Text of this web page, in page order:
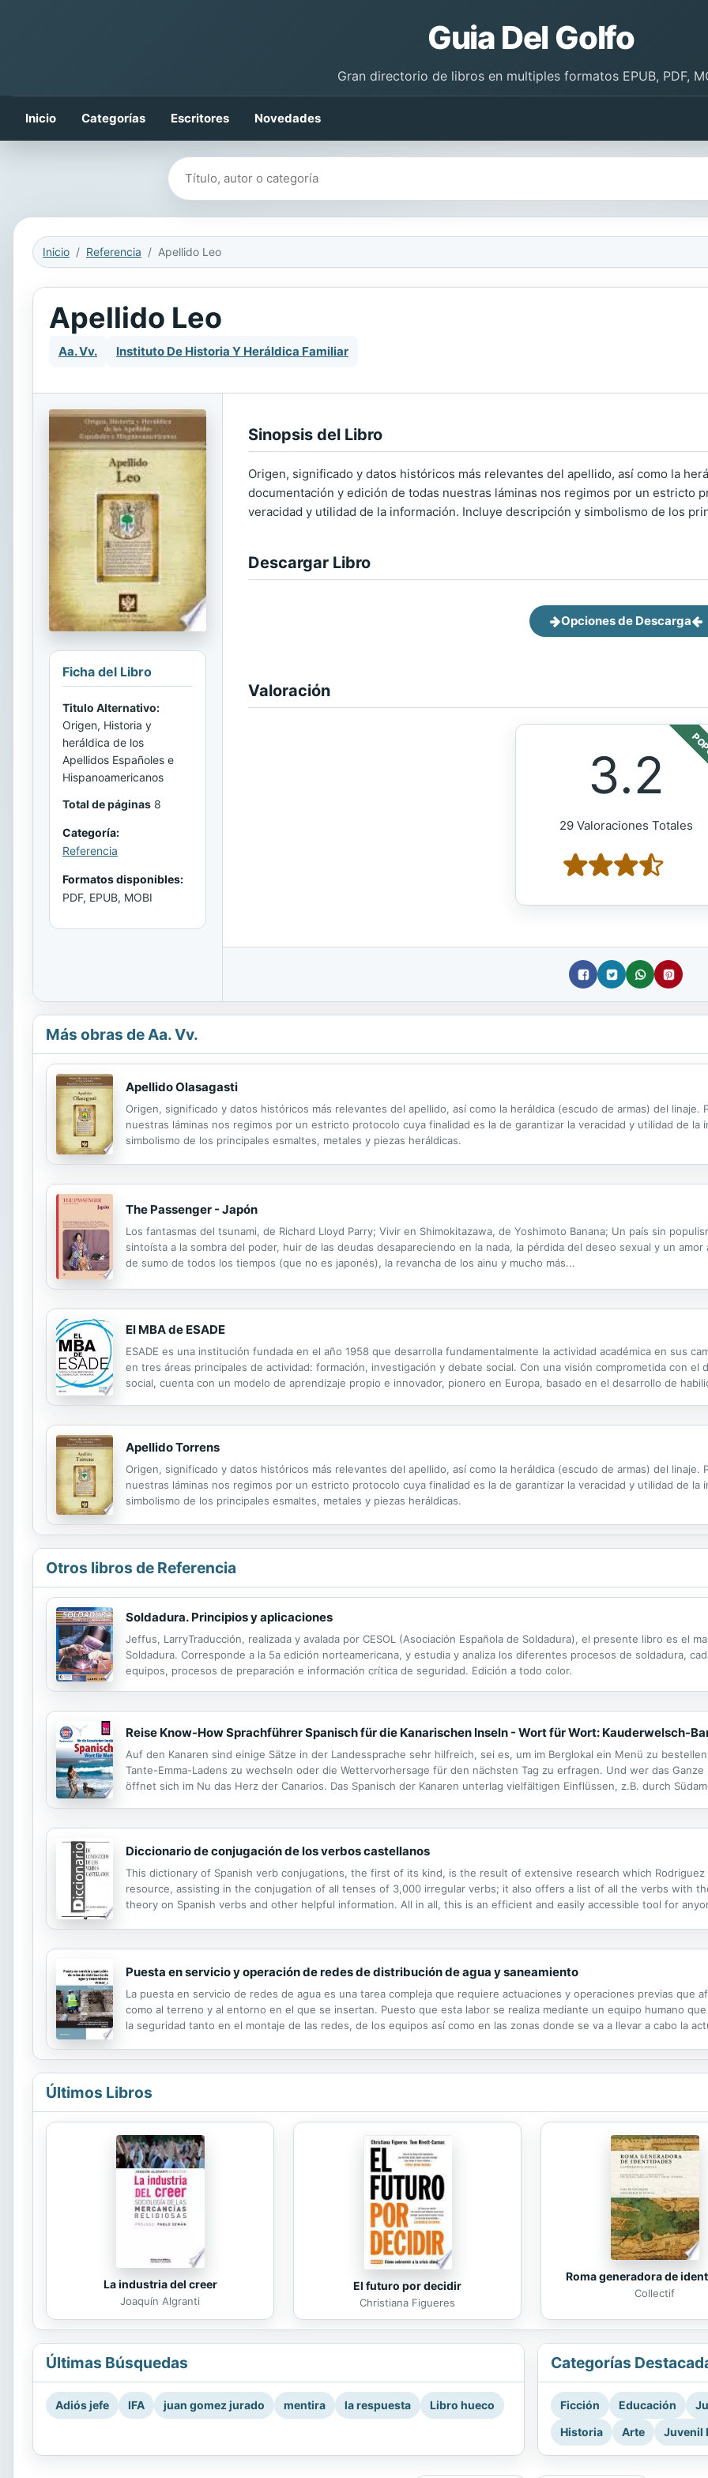
Guia Del Golfo
Gran directorio de libros en multiples formatos EPUB, PDF,
Inicio Categorías Escritores Novedades
Buscar libros
Inicio Referencia Apellido Leo
Apellido Leo
Aa. Vv. Instituto De Historia Y Heráldica Familiar
Ficha del Libro
Titulo Alternativo:
Origen, Historia y
heráldica de los
Apellidos Españoles e
Hispanoamericanos
Total de páginas 8
Categoría:
Referencia
Formatos disponibles:
PDF, EPUB, MOBI
Sinopsis del Libro
Origen, significado y datos históricos más relevantes del apellido, así como la
documentación y edición de todas nuestras láminas nos regimos por un estricto
veracidad y utilidad de la información. Incluye descripción y simbolismo de los
Descargar Libro
Opciones de Descarga
Valoración
3.2
29 Valoraciones Totales
Más obras de Aa. Vv.
Apellido Olasagasti
Origen, significado y datos históricos más relevantes del apellido, así como la heráldica (escudo de armas) del linaje.
nuestras láminas nos regimos por un estricto protocolo cuya finalidad es la de garantizar la veracidad y utilidad de la
simbolismo de los principales esmaltes, metales y piezas heráldicas.
The Passenger - Japón
Los fantasmas del tsunami, de Richard Lloyd Parry; Vivir en Shimokitazawa, de Yoshimoto Banana; Un país sin
sintoísta a la sombra del poder, huir de las deudas desapareciendo en la nada, la pérdida del deseo sexual y un
de sumo de todos los tiempos (que no es japonés), la revancha de los ainu y mucho más...
El MBA de ESADE
ESADE es una institución fundada en el año 1958 que desarrolla fundamentalmente la actividad académica en sus
en tres áreas principales de actividad: formación, investigación y debate social. Con una visión comprometida con el
social, cuenta con un modelo de aprendizaje propio e innovador, pionero en Europa, basado en el desarrollo de
Apellido Torrens
Origen, significado y datos históricos más relevantes del apellido, así como la heráldica (escudo de armas) del linaje.
nuestras láminas nos regimos por un estricto protocolo cuya finalidad es la de garantizar la veracidad y utilidad de la
simbolismo de los principales esmaltes, metales y piezas heráldicas.
Otros libros de Referencia
Soldadura. Principios y aplicaciones
Jeffus, LarryTraducción, realizada y avalada por CESOL (Asociación Española de Soldadura), el presente libro es el
Soldadura. Corresponde a la 5a edición norteamericana, y estudia y analiza los diferentes procesos de soldadura,
equipos, procesos de preparación e información crítica de seguridad. Edición a todo color.
Reise Know-How Sprachführer Spanisch für die Kanarischen Inseln - Wort für Wort: Kauderwelsch-
Auf den Kanaren sind einige Sätze in der Landessprache sehr hilfreich, sei es, um im Berglokal ein Menü zu
Tante-Emma-Ladens zu wechseln oder die Wettervorhersage für den nächsten Tag zu erfragen. Und wer das
öffnet sich im Nu das Herz der Canarios. Das Spanisch der Kanaren unterlag vielfältigen Einflüssen, z.B. durch
Diccionario de conjugación de los verbos castellanos
This dictionary of Spanish verb conjugations, the first of its kind, is the result of extensive research which
resource, assisting in the conjugation of all tenses of 3,000 irregular verbs; it also offers a list of all the verbs with
theory on Spanish verbs and other helpful information. All in all, this is an efficient and easily accessible tool for
Puesta en servicio y operación de redes de distribución de agua y saneamiento
La puesta en servicio de redes de agua es una tarea compleja que requiere actuaciones y operaciones previas que
como al terreno y al entorno en el que se insertan. Puesto que esta labor se realiza mediante un equipo humano
la seguridad tanto en el montaje de las redes, de los equipos así como en las zonas donde se va a llevar a cabo la
Últimos Libros
La industria del creer
Joaquín Algranti
El futuro por decidir
Christiana Figueres
Roma generadora de
Collectif
Últimas Búsquedas
Adiós jefe IFA juan gomez jurado mentira la respuesta Libro hueco
Categorías
Ficción Educación
Historia
Arte Juvenil